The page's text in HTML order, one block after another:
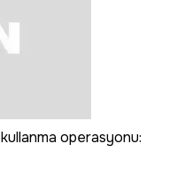
operasyonu: